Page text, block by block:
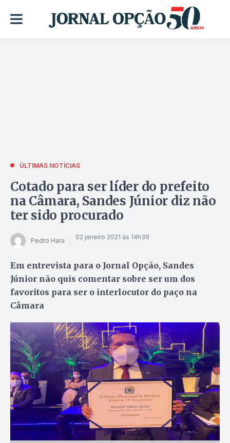
ÚLTIMAS NOTÍCIAS
Cotado para ser líder do prefeito
na Câmara, Sandes Júnior diz não
ter sido procurado
Pedro Hara 02 janeiro 2021 às 14h39
Em entrevista para o Jornal Opção, Sandes
Júnior não quis comentar sobre ser um dos
favoritos para ser o interlocutor do paço na
Câmara